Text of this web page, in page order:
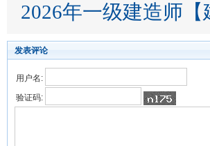
2026年一级建造师
发表评论
用户名:
验证码: